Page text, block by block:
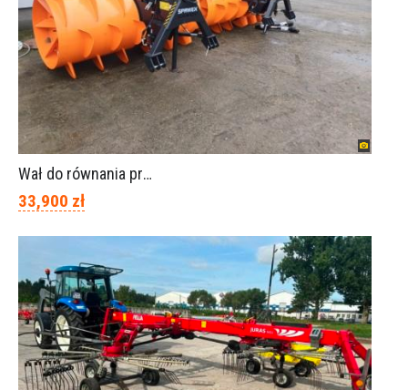
Wał do równania pryzm z kiszonką -TORNADO-SPAWEX
33,900 zł